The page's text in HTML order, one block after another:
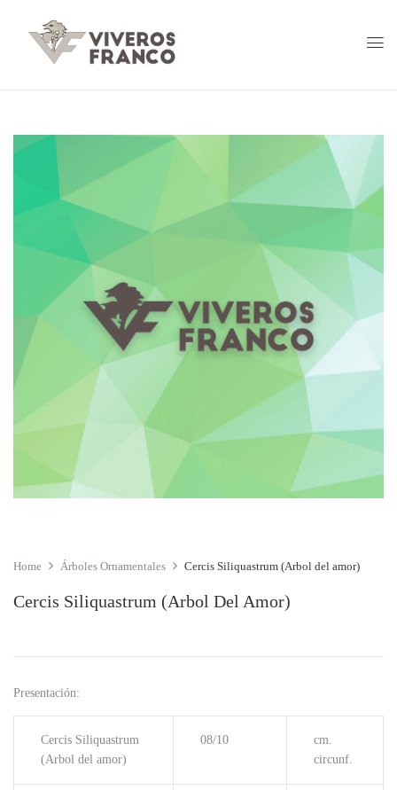
Home Árboles Ornamentales Cercis Siliquastrum (Arbol del amor)
Cercis Siliquastrum (Arbol Del Amor)
Presentación:
Cercis Siliquastrum
(Arbol del amor)
08/10
cm.
circunf.